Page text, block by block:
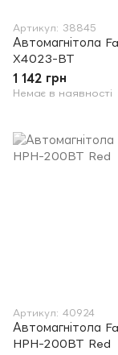
Артикул: 38845
Автомагнітола
X4023-BT
1 142 грн
Немає в наявності
Артикул: 40924
Автомагнітола
HPH-200BT Red